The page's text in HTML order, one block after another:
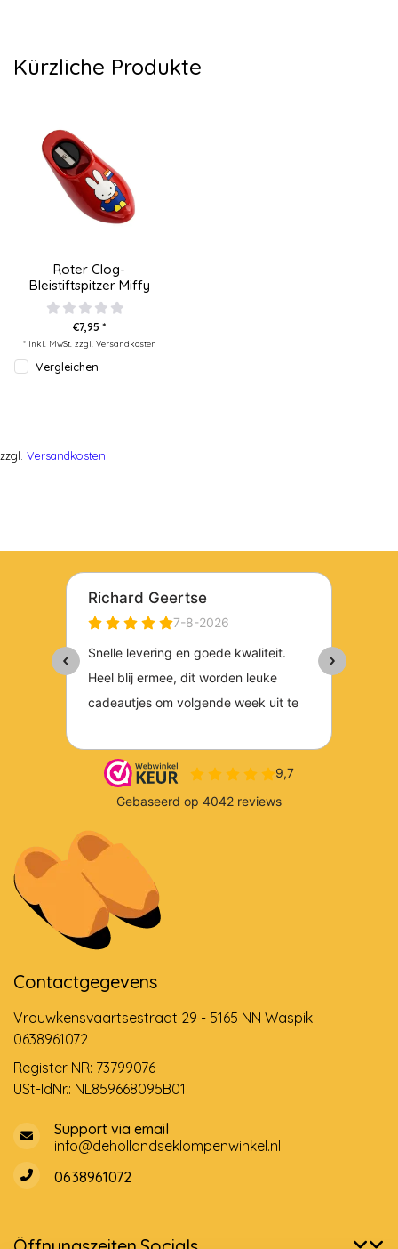
Kürzliche Produkte
Roter Clog-
Bleistiftspitzer Miffy
€7,95 *
* Inkl. MwSt. zzgl. Versandkosten
Vergleichen
zzgl. Versandkosten
Contactgegevens
Vrouwkensvaartsestraat 29 - 5165 NN Waspik
0638961072
Register NR: 73799076
USt-IdNr.: NL859668095B01
Support via email
info@dehollandseklompenwinkel.nl
0638961072